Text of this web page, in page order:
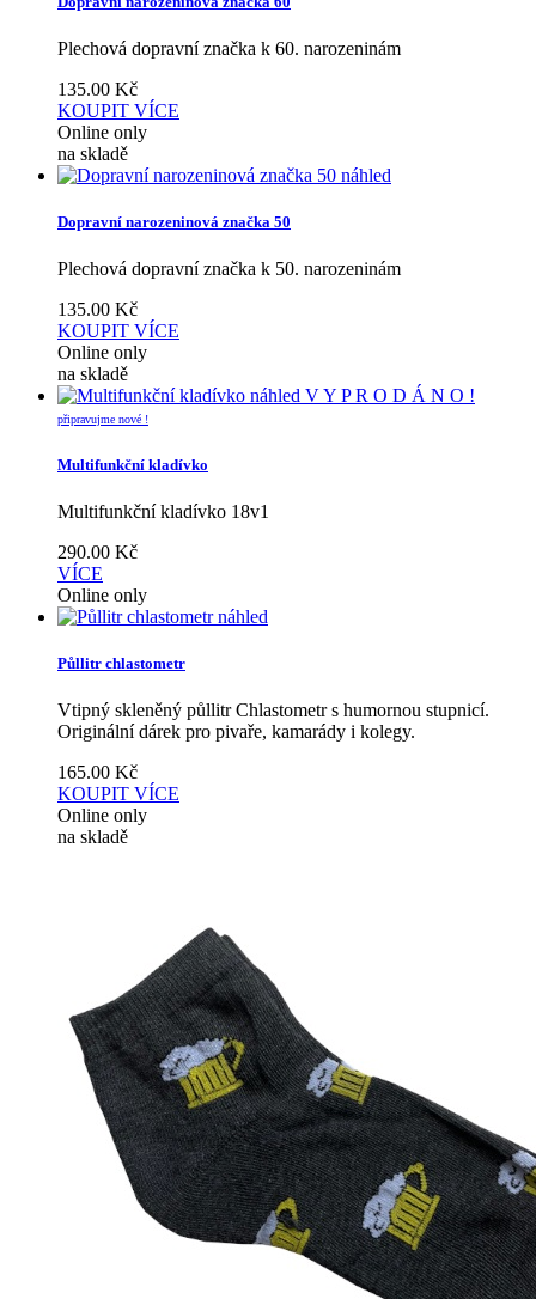
Plechová dopravní značka k 60. narozeninám
135.00 Kč
KOUPIT VÍCE
Online only
na skladě
náhled
Dopravní narozeninová značka 50
Plechová dopravní značka k 50. narozeninám
135.00 Kč
KOUPIT VÍCE
Online only
na skladě
náhled V Y P R O D Á N O !
připravujme nové !
Multifunkční kladívko
Multifunkční kladívko 18v1
290.00 Kč
VÍCE
Online only
náhled
Půllitr chlastometr
Vtipný skleněný půllitr Chlastometr s humornou stupnicí.
Originální dárek pro pivaře, kamarády i kolegy.
165.00 Kč
KOUPIT VÍCE
Online only
na skladě